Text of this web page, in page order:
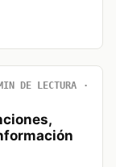
DE LECTURA